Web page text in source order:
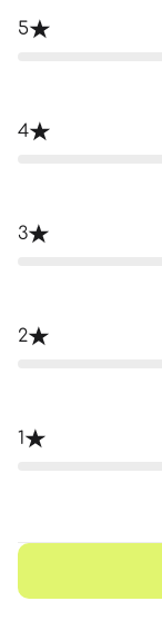
5
4
3
2
1